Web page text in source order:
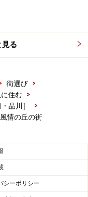
見る
街選び
>
住む
>
品川］
>
情の丘の街
シーポリシー